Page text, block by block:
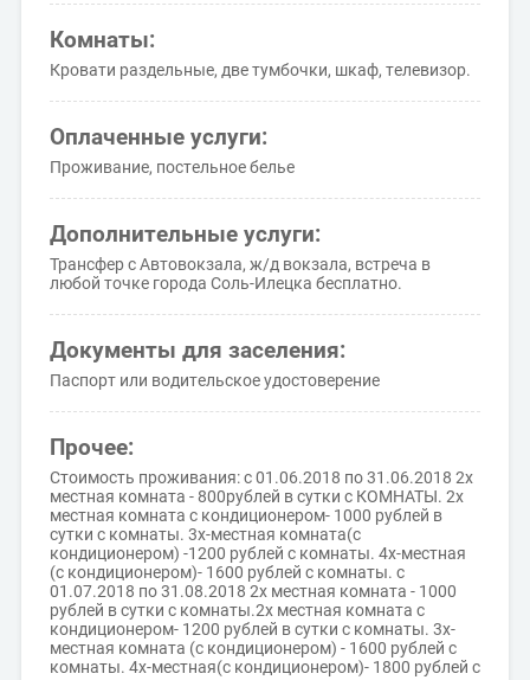
Комнаты:
Кровати раздельные, две тумбочки, шкаф, телевизор.
Оплаченные услуги:
Проживание, постельное белье
Дополнительные услуги:
Трансфер с Автовокзала, ж/д вокзала, встреча в
любой точке города Соль-Илецка бесплатно.
Документы для заселения:
Паспорт или водительское удостоверение
Прочее:
Стоимость проживания: с 01.06.2018 по 31.06.2018 2х
местная комната - 800рублей в сутки с КОМНАТЫ. 2х
местная комната с кондиционером- 1000 рублей в
сутки с комнаты. 3х-местная комната(с
кондиционером) -1200 рублей с комнаты. 4х-местная
(с кондиционером)- 1600 рублей с комнаты. с
01.07.2018 по 31.08.2018 2х местная комната - 1000
рублей в сутки с комнаты.2х местная комната с
кондиционером- 1200 рублей в сутки с комнаты. 3х-
местная комната (с кондиционером) - 1600 рублей с
комнаты. 4х-местная(с кондиционером)- 1800 рублей с